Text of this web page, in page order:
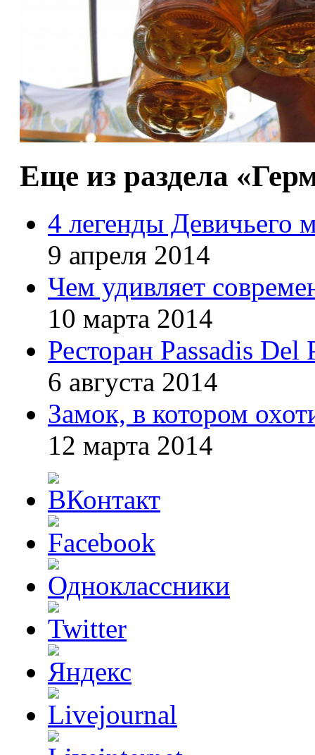
Еще из раздела
4 легенды Девичьего
9 апреля 2014
Чем удивляет
10 марта 2014
Ресторан Passadis Del
6 августа 2014
Замок, в котором
12 марта 2014